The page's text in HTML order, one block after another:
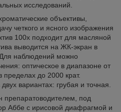
исследований.
объективы,
четкого и ясного изображения
100х подходит для масляной
выводится на ЖК-экран в
наблюдений можно
оптическое в диапазоне от
до 2000 крат.
вариантах: грубая и точная.
препаратоводителем, под
Аббе с ирисовой диафрагмой и